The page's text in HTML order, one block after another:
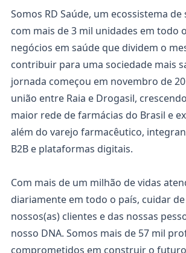
Somos RD Saúde, um ecossistema
com mais de 3 mil unidades em todo
negócios em saúde que dividem o
contribuir para uma sociedade mais
jornada começou em novembro de
união entre Raia e Drogasil,
maior rede de farmácias do Brasil e
além do varejo farmacêutico,
B2B e plataformas digitais.
Com mais de um milhão de vidas
diariamente em todo o país, cuidar
nossos(as) clientes e das nossas
nosso DNA. Somos mais de 57 mil
comprometidos em construir o